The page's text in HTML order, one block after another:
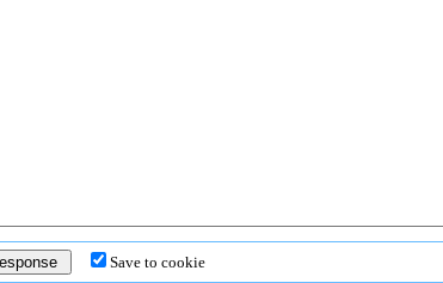
Save to cookie